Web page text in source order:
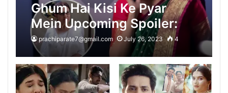
Ghum Hai Kisi Ke Pyar
Mein Upcoming Spoiler:
रीवा के धोके से टूट चूका है ईशान,
सवी को अपने करियर के लिए अपनी
खुद की शादी से भागके आने पर ईशान
ने खूब सुनाया सवी को
prachiparate7@gmail.com July 26, 2023 4